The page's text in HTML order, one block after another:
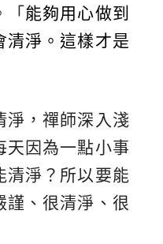
「 能夠用心做到
清淨。這樣才是
淨，禪師深入淺
天因為一點小事
清淨？所以要能
謹、很清淨、很